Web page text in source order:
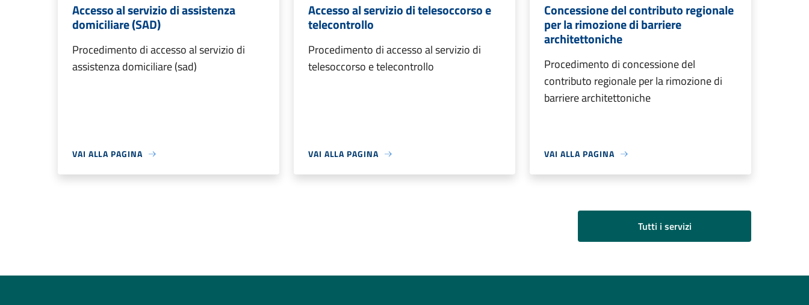
Accesso al servizio di assistenza
domiciliare (SAD)
Procedimento di accesso al servizio di
assistenza domiciliare (sad)
VAI ALLA PAGINA
Accesso al servizio di telesoccorso e
telecontrollo
Procedimento di accesso al servizio di
telesoccorso e telecontrollo
VAI ALLA PAGINA
Concessione del contributo regionale
per la rimozione di barriere
architettoniche
Procedimento di concessione del
contributo regionale per la rimozione di
barriere architettoniche
VAI ALLA PAGINA
Tutti i servizi